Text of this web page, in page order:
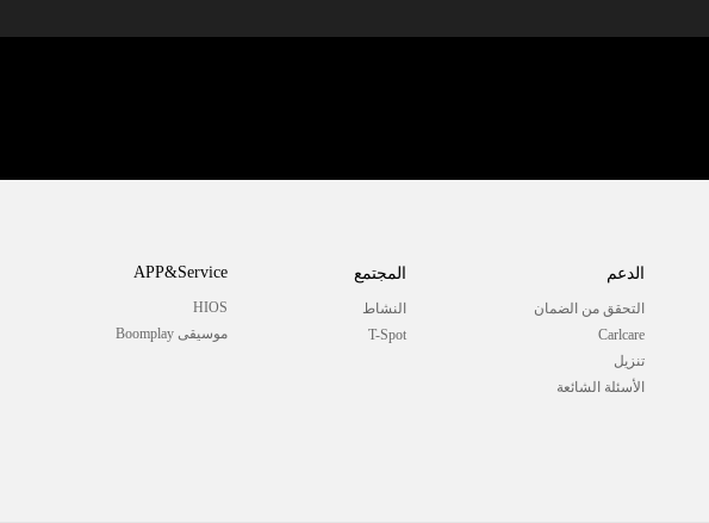
الدعم
التحقق من الضمان
Carlcare
تنزيل
الأسئلة الشائعة
المجتمع
النشاط
T-Spot
APP&Service
HIOS
موسيقى Boomplay